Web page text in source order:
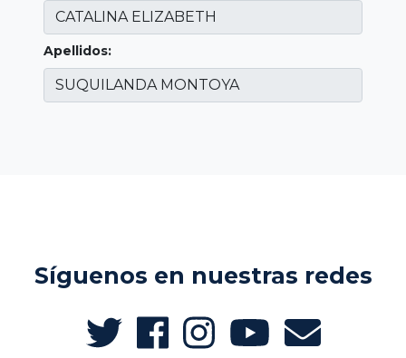
Apellidos:
Síguenos en nuestras redes